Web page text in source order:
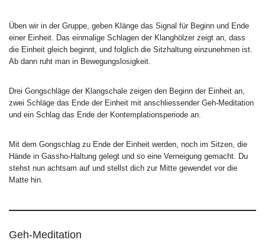
Üben wir in der Gruppe, geben Klänge das Signal für Beginn und Ende
einer Einheit. Das einmalige Schlagen der Klanghölzer zeigt an, dass
die Einheit gleich beginnt, und folglich die Sitzhaltung einzunehmen ist.
Ab dann ruht man in Bewegungslosigkeit.
Drei Gongschläge der Klangschale zeigen den Beginn der Einheit an,
zwei Schläge das Ende der Einheit mit anschliessender Geh-Meditation
und ein Schlag das Ende der Kontemplationsperiode an.
Mit dem Gongschlag zu Ende der Einheit werden, noch im Sitzen, die
Hände in Gassho-Haltung gelegt und so eine Verneigung gemacht. Du
stehst nun achtsam auf und stellst dich zur Mitte gewendet vor die
Matte hin.
Geh-Meditation